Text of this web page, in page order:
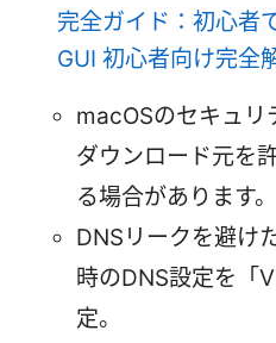
完全ガイド：初心者
GUI 初心者向け完全
macOSのセキュリ
ダウンロード元を
る場合があります。
DNSリークを避け
時のDNS設定を「
定。